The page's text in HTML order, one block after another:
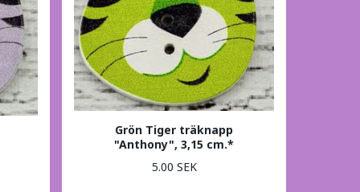
Grön Tiger träknapp
"Anthony", 3,15 cm.*
5.00 SEK